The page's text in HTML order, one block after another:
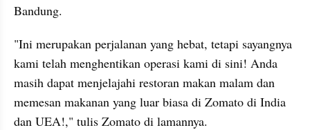
Bandung.
"Ini merupakan perjalanan yang hebat, tetapi sayangnya
kami telah menghentikan operasi kami di sini! Anda
masih dapat menjelajahi restoran makan malam dan
memesan makanan yang luar biasa di Zomato di India
dan UEA!," tulis Zomato di lamannya.